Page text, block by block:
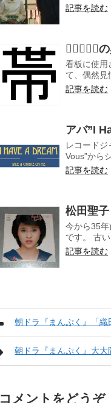
記事を読む
「𢃄」（帯
看板に使用
て、偶然見
記事を読む
アバ”I
レコード
Vous”から
記事を読む
松田聖
今から35
です。 古
記事を読む
朝ドラ『まんぷく』「織
朝ドラ『まんぷく』大大
コメントをどうぞ